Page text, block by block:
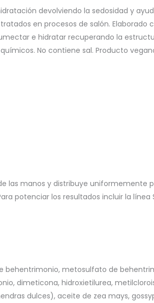
devolviendo la sedosidad y
en procesos de salón.
e hidratar recuperando la
No contiene sal. Producto
las manos y distribuye uniformemente
potenciar los resultados incluir la línea
behentrimonio, metosulfato de
dimeticona, hidroxietilurea,
dulces), aceite de zea mays,